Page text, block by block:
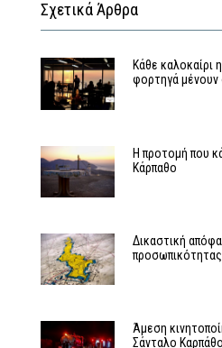
Σχετικά Άρθρα
Κάθε καλοκαίρι
φορτηγά μένουν
Η προτομή που
Κάρπαθο
Δικαστική
Άμεση
Σάνταλο